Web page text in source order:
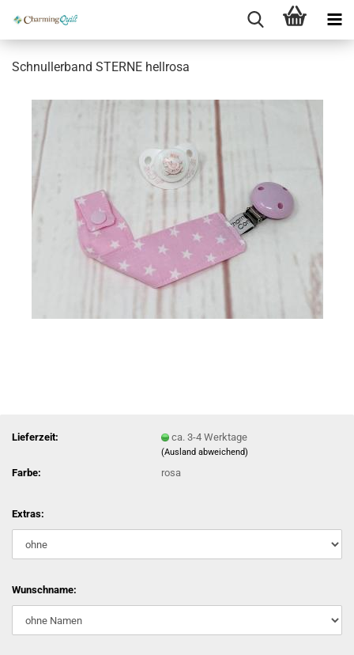
Schnullerband STERNE hellrosa
Lieferzeit: ca. 3-4 Werktage
(Ausland abweichend)
Farbe: rosa
Extras:
Wunschname: